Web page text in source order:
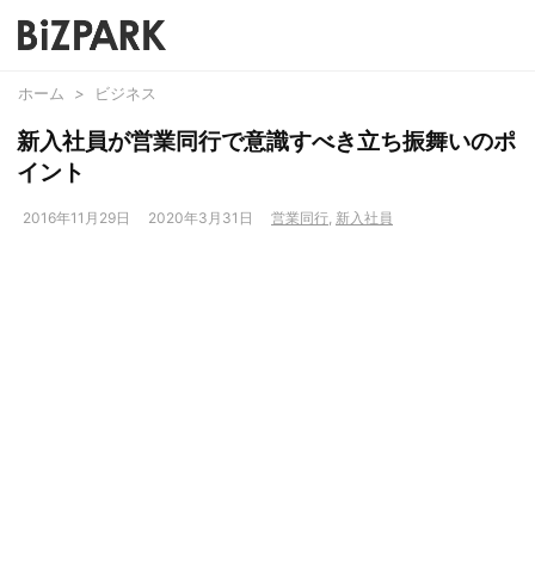
ホーム > ビジネス
新入社員が営業同行で意識すべき立ち振舞いのポ
イント
2016年11月29日 2020年3月31日 営業同行, 新入社員